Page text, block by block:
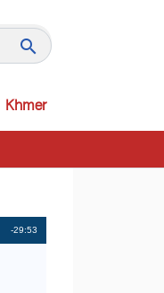
Khmer
R
-29:53